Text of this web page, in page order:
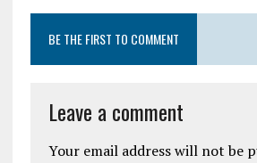
BE THE FIRST TO COMMENT
Leave a comment
Your email address will not be